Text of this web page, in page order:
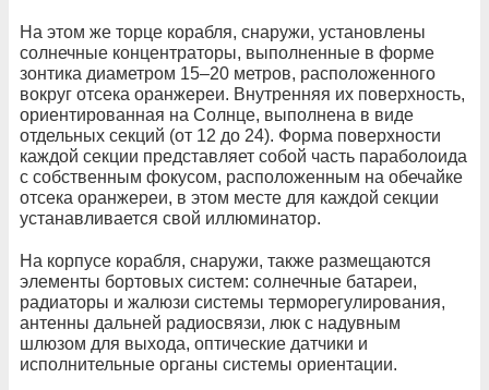
На этом же торце корабля, снаружи, установлены
солнечные концентраторы, выполненные в форме
зонтика диаметром 15–20 метров, расположенного
вокруг отсека оранжереи. Внутренняя их поверхность,
ориентированная на Солнце, выполнена в виде
отдельных секций (от 12 до 24). Форма поверхности
каждой секции представляет собой часть параболоида
с собственным фокусом, расположенным на обечайке
отсека оранжереи, в этом месте для каждой секции
устанавливается свой иллюминатор.
На корпусе корабля, снаружи, также размещаются
элементы бортовых систем: солнечные батареи,
радиаторы и жалюзи системы терморегулирования,
антенны дальней радиосвязи, люк с надувным
шлюзом для выхода, оптические датчики и
исполнительные органы системы ориентации.